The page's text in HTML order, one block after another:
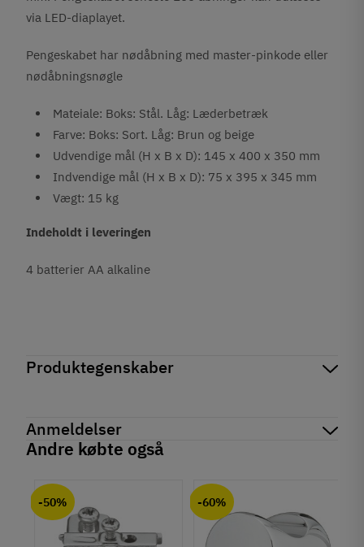
via LED-diaplayet.
Pengeskabet har nødåbning med master-pinkode eller
nødåbningsnøgle
Mateiale: Boks: Stål. Låg: Læderbetræk
Farve: Boks: Sort. Låg: Brun og beige
Udvendige mål (H x B x D): 145 x 400 x 350 mm
Indvendige mål (H x B x D): 75 x 395 x 345 mm
Vægt: 15 kg
Indeholdt i leveringen
4 batterier AA alkaline
Produktegenskaber
TilstandNy
Anmeldelser
Andre købte også
-50% -60%